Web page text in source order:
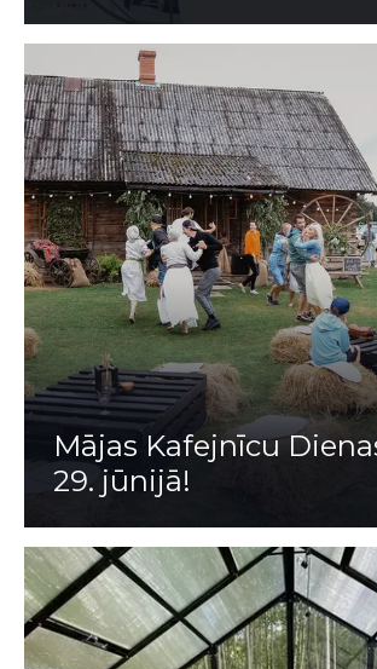
Mājas Kafejnīcu
29. jūnijā!